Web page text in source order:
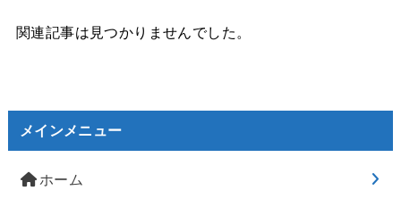
関連記事は見つかりませんでした。
メインメニュー
ホーム